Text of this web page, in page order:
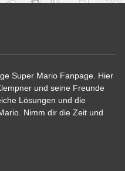
Super Mario Fanpage. Hier
und seine Freunde
Lösungen und die
Nimm dir die Zeit und